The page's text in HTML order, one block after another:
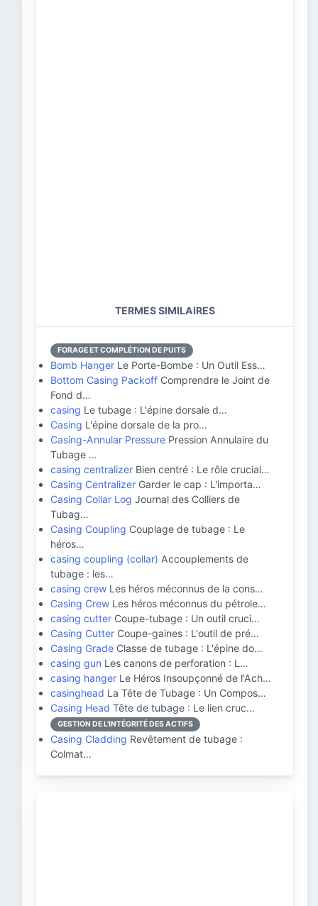
TERMES SIMILAIRES
FORAGE ET COMPLÉTION DE PUITS
Bomb Hanger Le Porte-Bombe : Un Outil Ess…
Bottom Casing Packoff Comprendre le Joint de
Fond d…
casing Le tubage : L'épine dorsale d…
Casing L'épine dorsale de la pro…
Casing-Annular Pressure Pression Annulaire du
Tubage …
casing centralizer Bien centré : Le rôle crucial…
Casing Centralizer Garder le cap : L'importa…
Casing Collar Log Journal des Colliers de
Tubag…
Casing Coupling Couplage de tubage : Le
héros…
casing coupling (collar) Accouplements de
tubage : les…
casing crew Les héros méconnus de la cons…
Casing Crew Les héros méconnus du pétrole…
casing cutter Coupe-tubage : Un outil cruci…
Casing Cutter Coupe-gaines : L'outil de pré…
Casing Grade Classe de tubage : L'épine do…
casing gun Les canons de perforation : L…
casing hanger Le Héros Insoupçonné de l'Ach…
casinghead La Tête de Tubage : Un Compos…
Casing Head Tête de tubage : Le lien cruc…
GESTION DE L'INTÉGRITÉ DES ACTIFS
Casing Cladding Revêtement de tubage :
Colmat…